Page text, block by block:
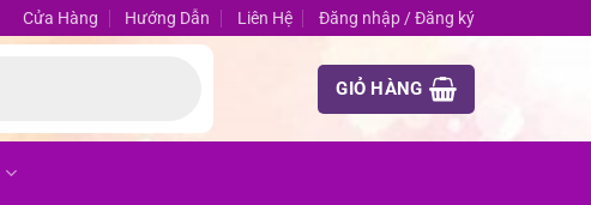
Cửa Hàng Hướng Dẫn Liên Hệ Đăng nhập / Đăng ký
GIỎ HÀNG